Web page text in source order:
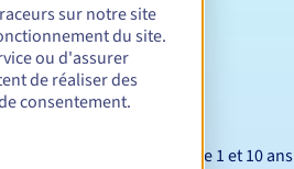
Entre 1 et 10 ans
sur notre site
du site.
ou d'assurer
de réaliser des
consentement.